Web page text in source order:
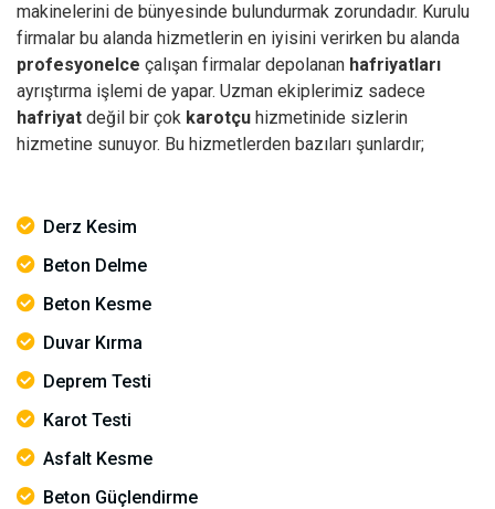
makinelerini de bünyesinde bulundurmak zorundadır. Kurulu
firmalar bu alanda hizmetlerin en iyisini verirken bu alanda
profesyonelce çalışan firmalar depolanan hafriyatları
ayrıştırma işlemi de yapar. Uzman ekiplerimiz sadece
hafriyat değil bir çok karotçu hizmetinide sizlerin
hizmetine sunuyor. Bu hizmetlerden bazıları şunlardır;
Derz Kesim
Beton Delme
Beton Kesme
Duvar Kırma
Deprem Testi
Karot Testi
Asfalt Kesme
Beton Güçlendirme